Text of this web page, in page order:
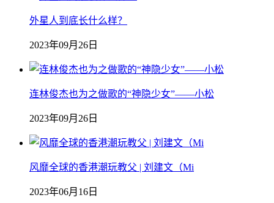
外星人到底长什么样？
2023年09月26日
连林俊杰也为之做歌的“神隐少女”——小松
2023年09月26日
风靡全球的香港潮玩教父 | 刘建文（Mi
2023年06月16日